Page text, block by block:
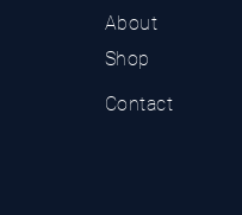
About
Shop
Contact